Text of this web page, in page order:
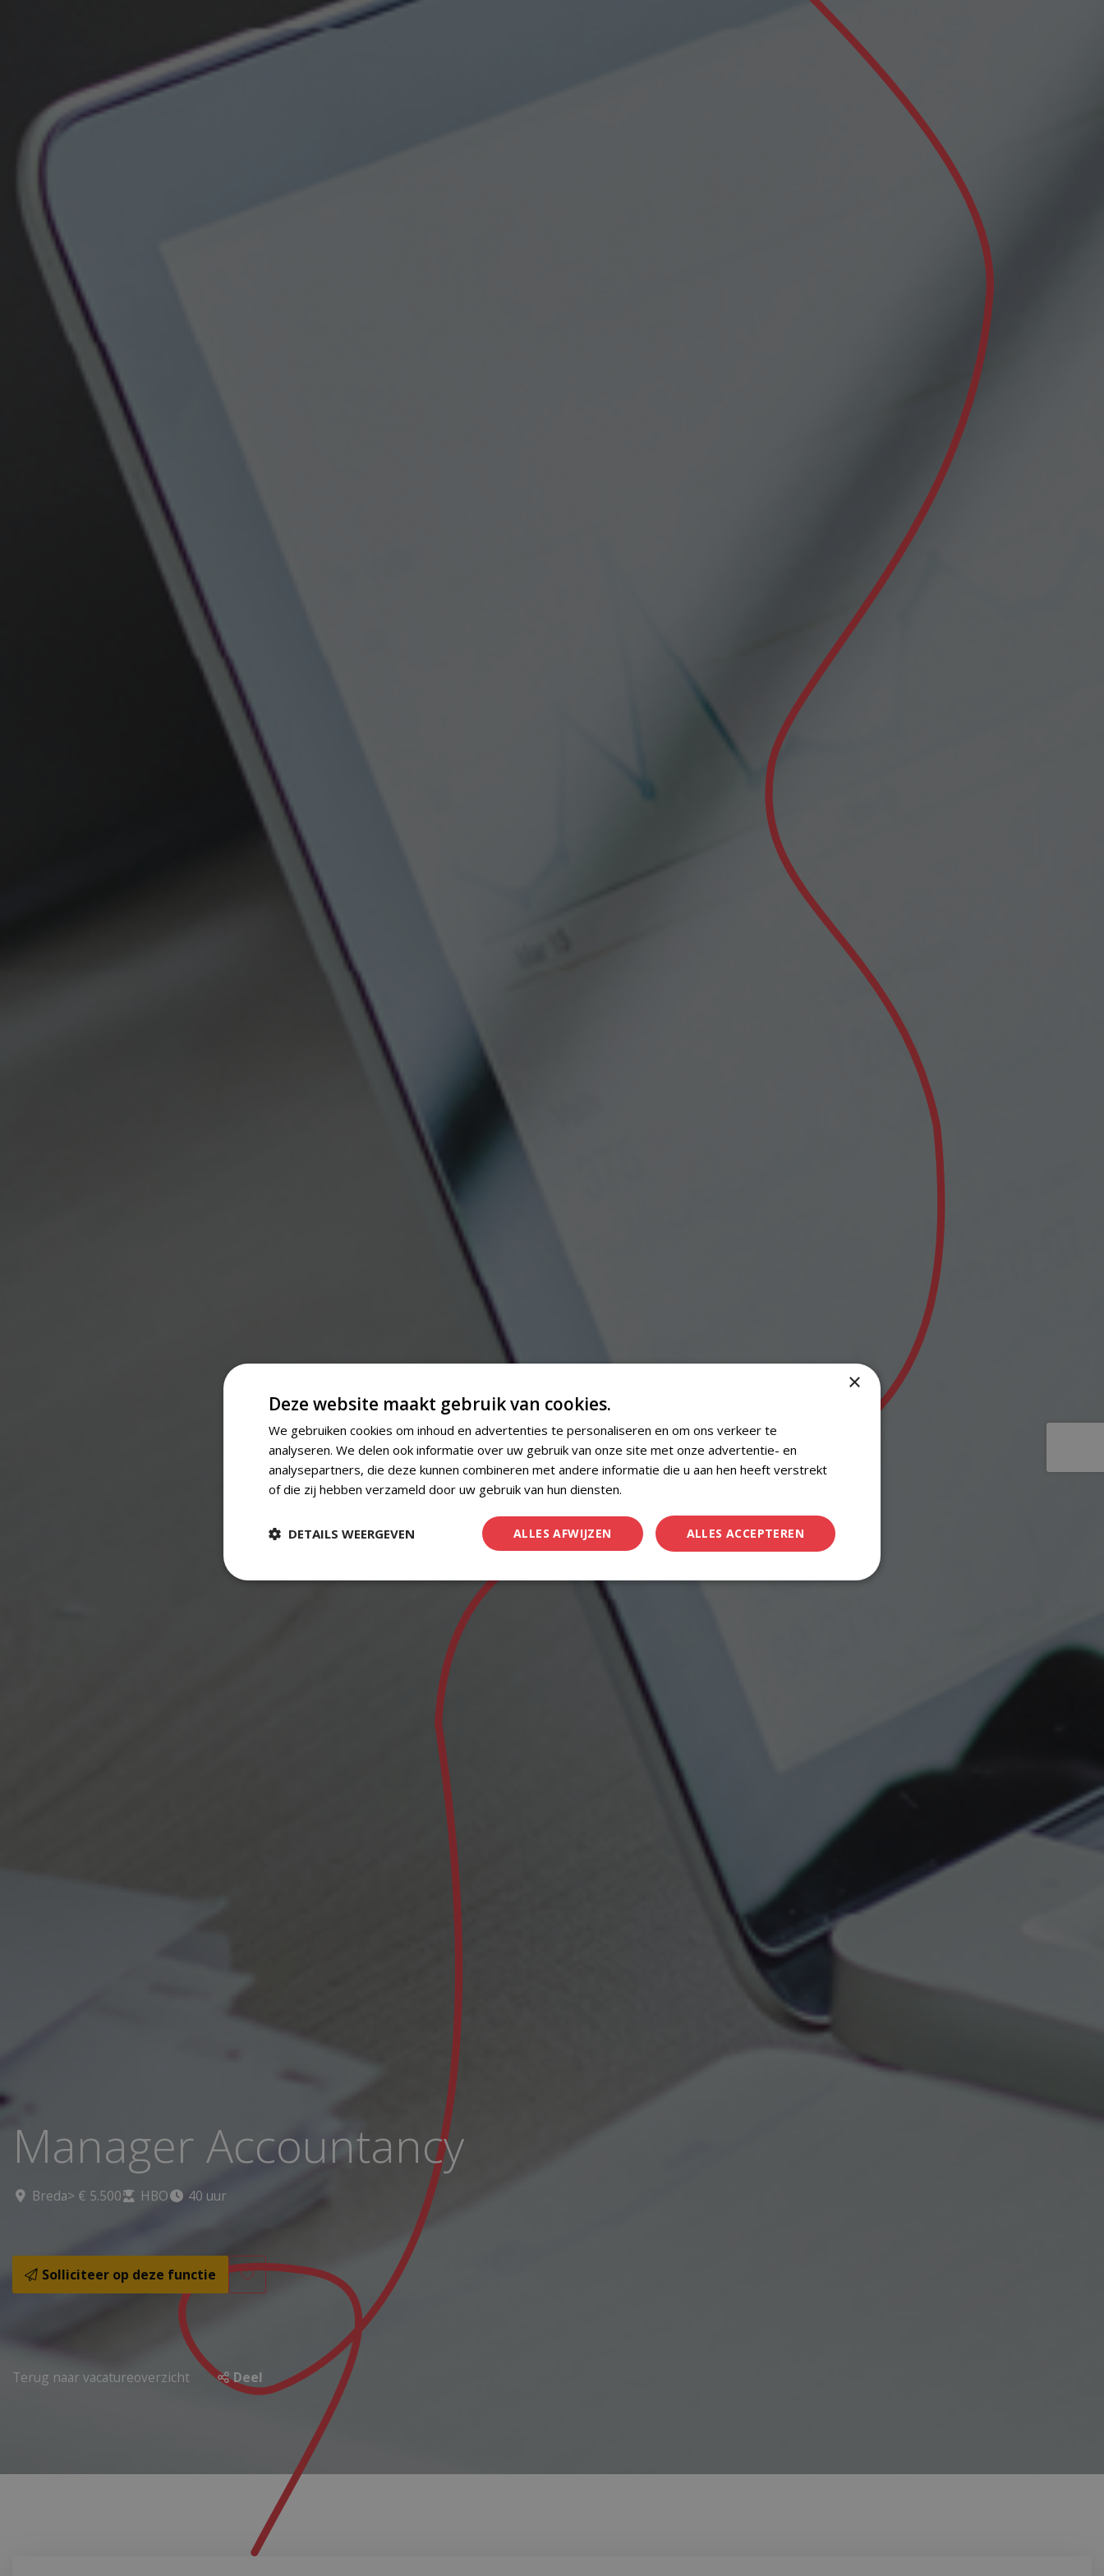
Manager Accountancy
Breda> € 5.500 HBO 40 uur
Solliciteer op deze functie
Terug naar vacatureoverzicht Deel
×
Deze website maakt gebruik van cookies.
We gebruiken cookies om inhoud en advertenties te personaliseren en om ons verkeer te
analyseren. We delen ook informatie over uw gebruik van onze site met onze advertentie- en
analysepartners, die deze kunnen combineren met andere informatie die u aan hen heeft verstrekt
of die zij hebben verzameld door uw gebruik van hun diensten.
ALLES ACCEPTEREN
ALLES AFWIJZEN
DETAILS WEERGEVEN